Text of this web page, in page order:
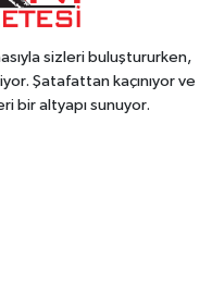
sizleri buluştururken,
Şatafattan kaçınıyor ve
bir altyapı sunuyor.